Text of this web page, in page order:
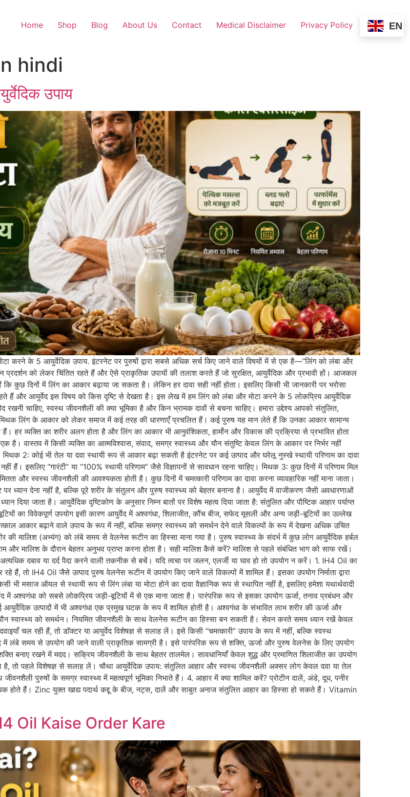
Home Shop Blog About Us Contact Medical Disclaimer Privacy Policy EN
hindi
उपाय
करने के 5 आयुर्वेदिक उपाय. इंटरनेट पर पुरुषों द्वारा सबसे अधिक सर्च किए जाने वाले विषयों में से एक है—”लिंग को लंबा और
प्रदर्शन को लेकर चिंतित रहते हैं और ऐसे प्राकृतिक उपायों की तलाश करते हैं जो सुरक्षित, आयुर्वेदिक और प्रभावी हों। आजकल
कुछ दिनों में लिंग का आकार बढ़ाया जा सकता है। लेकिन हर दावा सही नहीं होता। इसलिए किसी भी जानकारी पर भरोसा
हैं और आयुर्वेद इस विषय को किस दृष्टि से देखता है। इस लेख में हम लिंग को लंबा और मोटा करने के 5 लोकप्रिय आयुर्वेदिक
रखनी चाहिए, स्वस्थ जीवनशैली की क्या भूमिका है और किन भ्रामक दावों से बचना चाहिए। हमारा उद्देश्य आपको संतुलित,
लिंग के आकार को लेकर समाज में कई तरह की धारणाएँ प्रचलित हैं। कई पुरुष यह मान लेते हैं कि उनका आकार सामान्य
हर व्यक्ति का शरीर अलग होता है और लिंग का आकार भी आनुवंशिकता, हार्मोन और विकास की प्रक्रिया से प्रभावित होता
वास्तव में किसी व्यक्ति का आत्मविश्वास, संवाद, समग्र स्वास्थ्य और यौन संतुष्टि केवल लिंग के आकार पर निर्भर नहीं
2: कोई भी तेल या दवा स्थायी रूप से आकार बढ़ा सकती है इंटरनेट पर कई उत्पाद और घरेलू नुस्खे स्थायी परिणाम का दावा
हैं। इसलिए “गारंटी” या “100% स्थायी परिणाम” जैसे विज्ञापनों से सावधान रहना चाहिए। मिथक 3: कुछ दिनों में परिणाम मिल
और स्वस्थ जीवनशैली की आवश्यकता होती है। कुछ दिनों में चमत्कारी परिणाम का दावा करना व्यावहारिक नहीं माना जाता।
ध्यान देना नहीं है, बल्कि पूरे शरीर के संतुलन और पुरुष स्वास्थ्य को बेहतर बनाना है। आयुर्वेद में वाजीकरण जैसी अवधारणाओं
दिया जाता है। आयुर्वेदिक दृष्टिकोण के अनुसार निम्न बातों पर विशेष महत्व दिया जाता है: संतुलित और पौष्टिक आहार पर्याप्त
बूटियों का विवेकपूर्ण उपयोग इसी कारण आयुर्वेद में अश्वगंधा, शिलाजीत, कौंच बीज, सफेद मूसली और अन्य जड़ी-बूटियों का उल्लेख
आकार बढ़ाने वाले उपाय के रूप में नहीं, बल्कि समग्र स्वास्थ्य को समर्थन देने वाले विकल्पों के रूप में देखना अधिक उचित
की मालिश (अभ्यंग) को लंबे समय से वेलनेस रूटीन का हिस्सा माना गया है। पुरुष स्वास्थ्य के संदर्भ में कुछ लोग आयुर्वेदिक हर्बल
और मालिश के दौरान बेहतर अनुभव प्राप्त करना होता है। सही मालिश कैसे करें? मालिश से पहले संबंधित भाग को साफ रखें।
दबाव या दर्द पैदा करने वाली तकनीक से बचें। यदि त्वचा पर जलन, एलर्जी या घाव हो तो उपयोग न करें। 1. IH4 Oil का
तो IH4 Oil जैसे उत्पाद पुरुष वेलनेस रूटीन में उपयोग किए जाने वाले विकल्पों में शामिल हैं। इसका उपयोग निर्माता द्वारा
भी मसाज ऑयल से स्थायी रूप से लिंग लंबा या मोटा होने का दावा वैज्ञानिक रूप से स्थापित नहीं है, इसलिए हमेशा यथार्थवादी
में अश्वगंधा को सबसे लोकप्रिय जड़ी-बूटियों में से एक माना जाता है। पारंपरिक रूप से इसका उपयोग ऊर्जा, तनाव प्रबंधन और
उत्पादों में भी अश्वगंधा एक प्रमुख घटक के रूप में शामिल होती है। अश्वगंधा के संभावित लाभ शरीर की ऊर्जा और
स्वास्थ्य को समर्थन। नियमित जीवनशैली के साथ वेलनेस रूटीन का हिस्सा बन सकती है। सेवन करते समय ध्यान रखें केवल
दवाइयाँ चल रही हैं, तो डॉक्टर या आयुर्वेद विशेषज्ञ से सलाह लें। इसे किसी “चमत्कारी” उपाय के रूप में नहीं, बल्कि स्वस्थ
समय से उपयोग की जाने वाली प्राकृतिक सामग्री है। इसे पारंपरिक रूप से शक्ति, ऊर्जा और पुरुष वेलनेस के लिए उपयोग
बनाए रखने में मदद। सक्रिय जीवनशैली के साथ बेहतर तालमेल। सावधानियाँ केवल शुद्ध और प्रमाणित शिलाजीत का उपयोग
है, तो पहले विशेषज्ञ से सलाह लें। चौथा आयुर्वेदिक उपाय: संतुलित आहार और स्वस्थ जीवनशैली अक्सर लोग केवल दवा या तेल
पुरुषों के समग्र स्वास्थ्य में महत्वपूर्ण भूमिका निभाते हैं। 4. आहार में क्या शामिल करें? प्रोटीन दालें, अंडे, दूध, पनीर
होते हैं। Zinc युक्त खाद्य पदार्थ कद्दू के बीज, नट्स, दालें और साबुत अनाज संतुलित आहार का हिस्सा हो सकते हैं। Vitamin
Oil Kaise Order Kare